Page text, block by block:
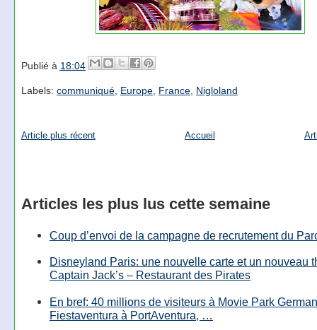
Publié à 18:04
Labels: communiqué, Europe, France, Nigloland
Article plus récent Accueil
Articles les plus lus cette semaine
Coup d’envoi de la campagne de recrutement du
Disneyland Paris: une nouvelle carte et un nouveau
Captain Jack’s – Restaurant des Pirates
En bref: 40 millions de visiteurs à Movie Park
Fiestaventura à PortAventura, …